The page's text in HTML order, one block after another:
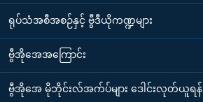
ရုပ်သံအစီအစဉ်နှင့် ဗွီဒီယိုကဏ္ဍများ
ဗွီအိုအေအကြောင်း
ဗွီအိုအေ မိုဘိုင်းလ်အက်ပ်များ ဒေါင်းလုတ်ယူရန်